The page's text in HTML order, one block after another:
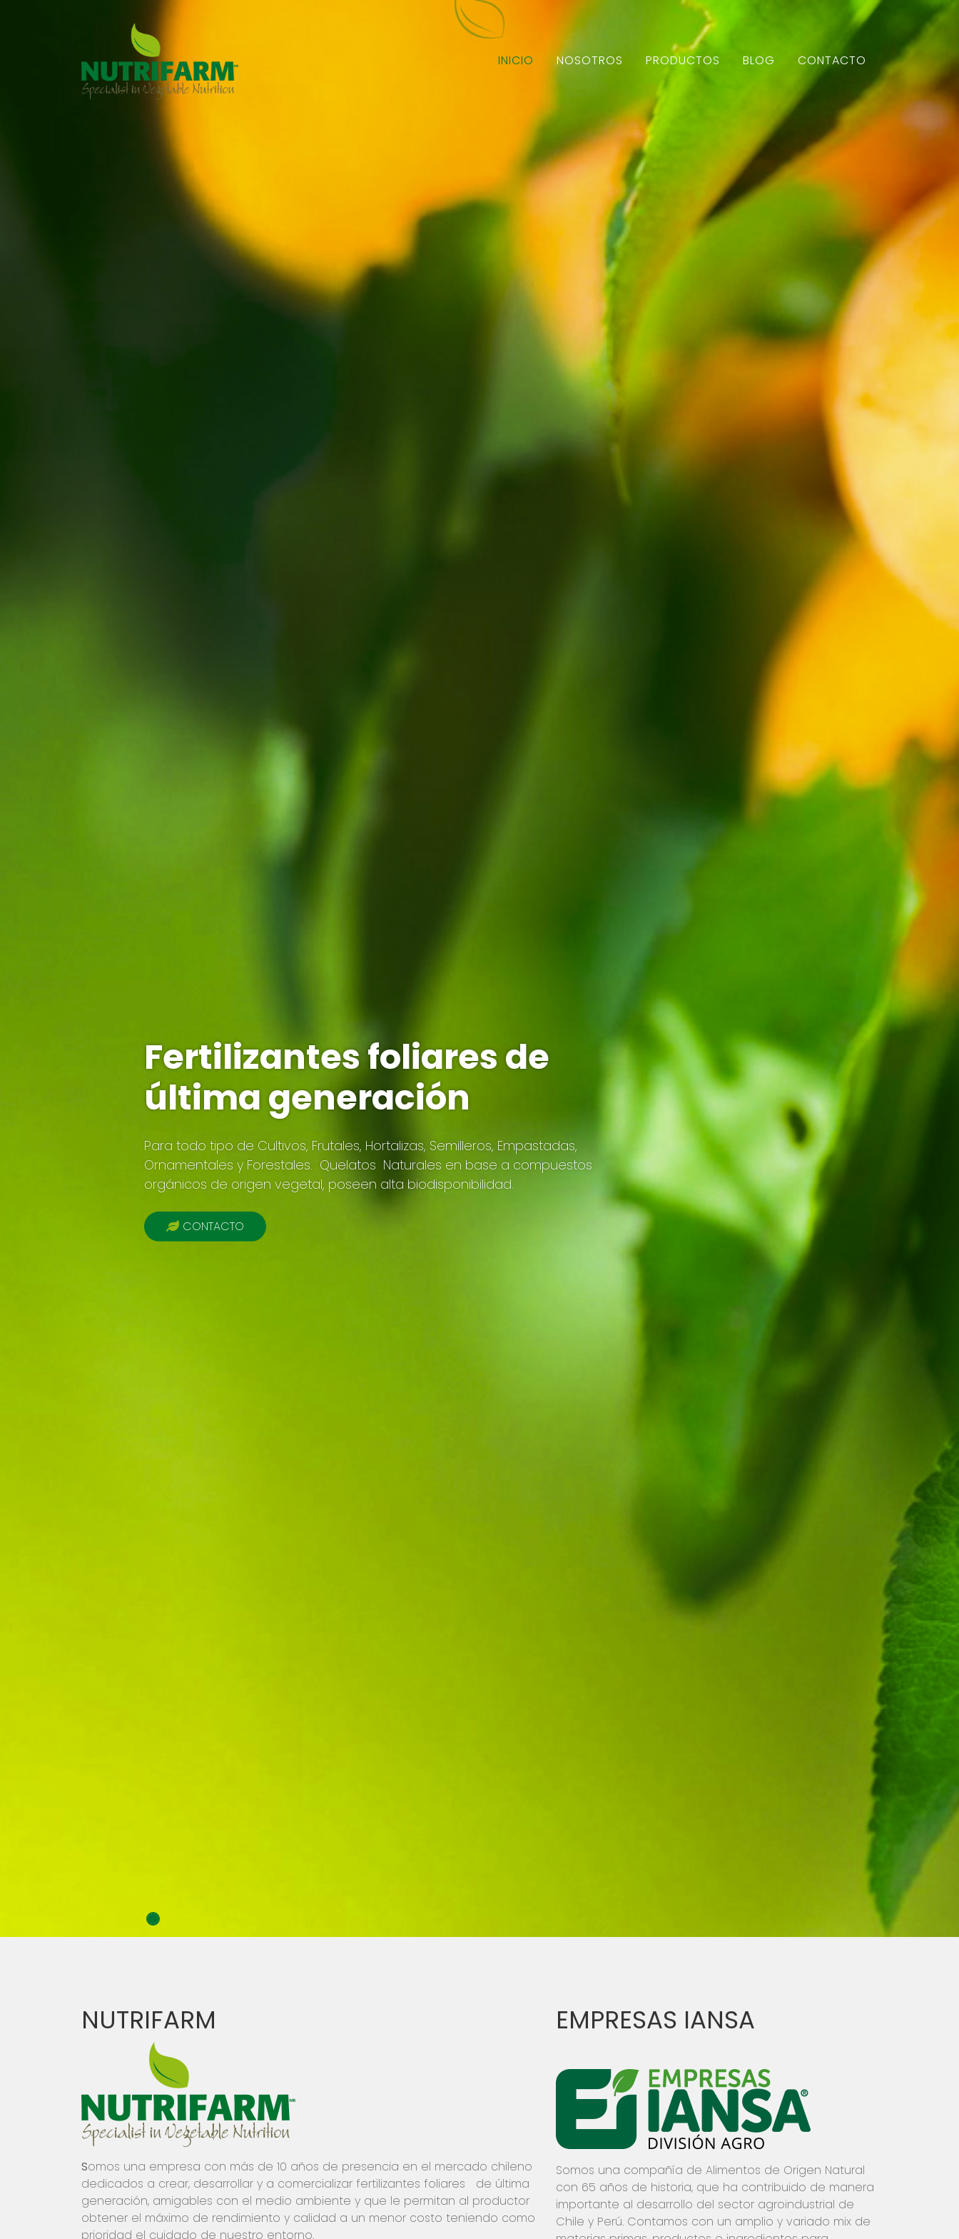
INICIO NOSOTROS PRODUCTOS BLOG CONTACTO
Fertilizantes foliares de
última generación
Para todo tipo de Cultivos, Frutales, Hortalizas, Semilleros, Empastadas,
Ornamentales y Forestales. Quelatos Naturales en base a compuestos
orgánicos de origen vegetal, poseen alta biodisponibilidad.
CONTACTO
NUTRIFARM
Somos una empresa con más de 10 años de presencia en el mercado chileno
dedicados a crear, desarrollar y a comercializar fertilizantes foliares de última
generación, amigables con el medio ambiente y que le permitan al productor
obtener el máximo de rendimiento y calidad a un menor costo teniendo como
prioridad el cuidado de nuestro entorno.
EMPRESAS IANSA
Somos una compañía de Alimentos de Origen Natural
con 65 años de historia, que ha contribuido de manera
importante al desarrollo del sector agroindustrial de
Chile y Perú. Contamos con un amplio y variado mix de